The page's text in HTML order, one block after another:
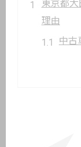
東京都
理由
中古